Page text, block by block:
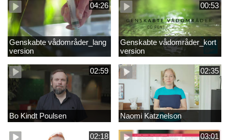
04:26
Genskabte vådområder_lang
version
00:53
Genskabte vådområder_kort
version
02:59
Bo Kindt Poulsen
02:35
Naomi Katznelson
02:18 03:01